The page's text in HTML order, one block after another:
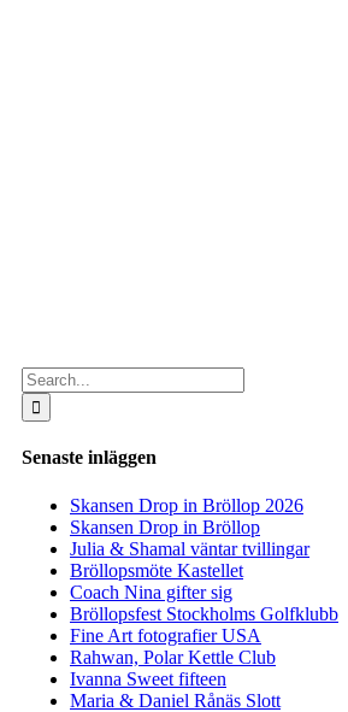
Search
for:
Senaste inläggen
Skansen Drop in Bröllop 2026
Skansen Drop in Bröllop
Julia & Shamal väntar tvillingar
Bröllopsmöte Kastellet
Coach Nina gifter sig
Bröllopsfest Stockholms Golfklubb
Fine Art fotografier USA
Rahwan, Polar Kettle Club
Ivanna Sweet fifteen
Maria & Daniel Rånäs Slott